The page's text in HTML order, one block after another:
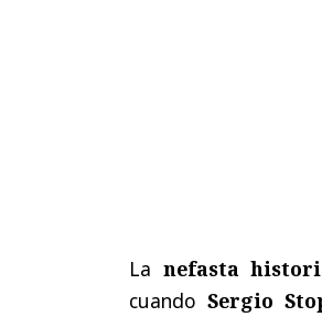
La nefasta
cuandoSergio